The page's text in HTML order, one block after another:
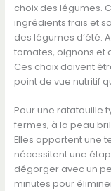
choix des légumes.
ingrédients frais et
des légumes d’été.
tomates, oignons et
Ces choix doivent
point de vue nutritif
Pour une ratatouille
fermes, à la peau
Elles apportent une
nécessitent une
dégorger avec un
minutes pour